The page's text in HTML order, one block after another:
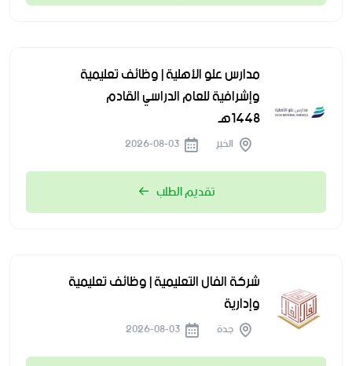
مدارس علو الأهلية | وظائف تعليمية
وإشرافية للعام الدراسي القادم
1448هـ
الخبر
تقديم الطلب
شركة الفال التعليمية | وظائف تعليمية
وإدارية
جدة